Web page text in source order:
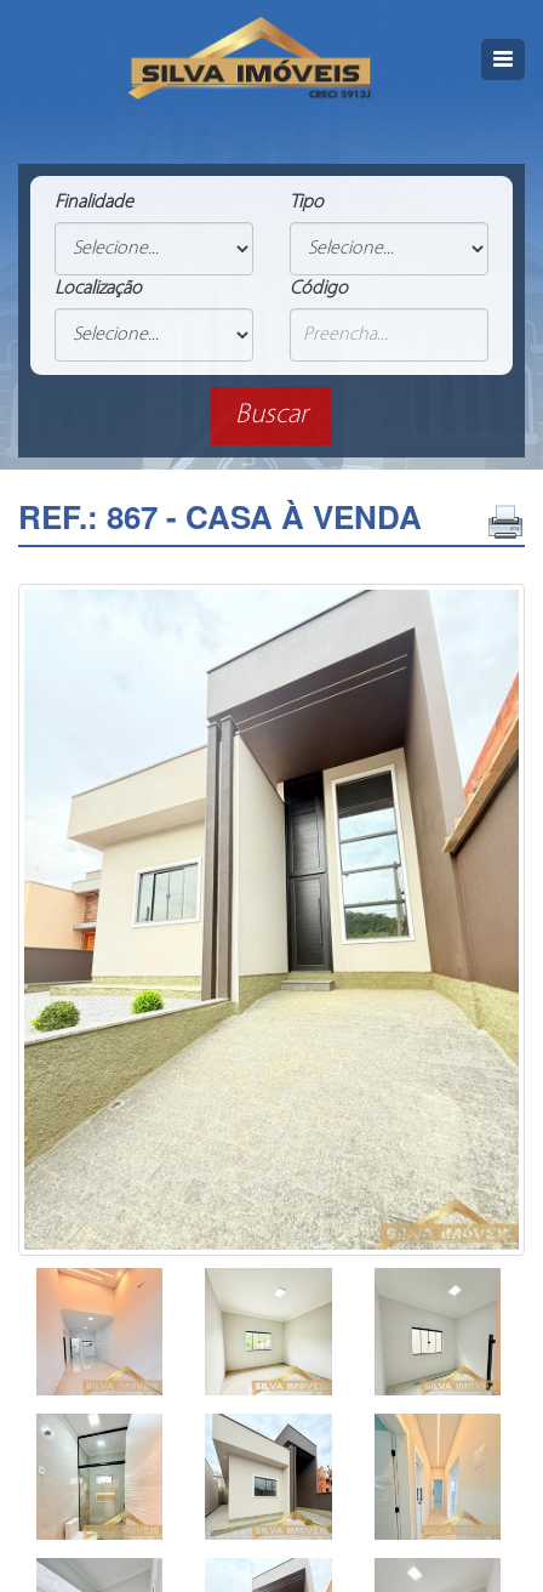
Finalidade Tipo
Localização Código
REF.: 867 - CASA À VENDA